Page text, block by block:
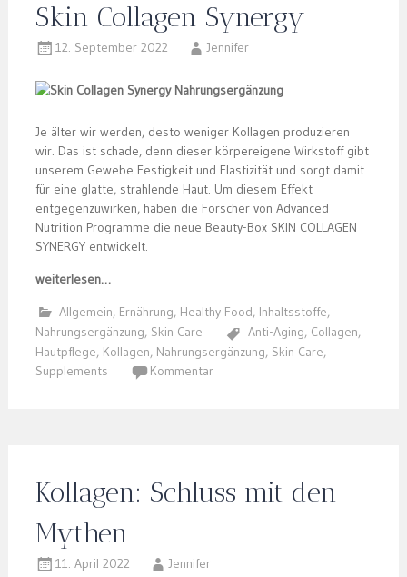
Skin Collagen Synergy
12. September 2022 Jennifer
Je älter wir werden, desto weniger Kollagen produzieren
wir. Das ist schade, denn dieser körpereigene Wirkstoff gibt
unserem Gewebe Festigkeit und Elastizität und sorgt damit
für eine glatte, strahlende Haut. Um diesem Effekt
entgegenzuwirken, haben die Forscher von Advanced
Nutrition Programme die neue Beauty-Box SKIN COLLAGEN
SYNERGY entwickelt.
weiterlesen…
Allgemein, Ernährung, Healthy Food, Inhaltsstoffe,
Nahrungsergänzung, Skin Care Anti-Aging, Collagen,
Hautpflege, Kollagen, Nahrungsergänzung, Skin Care,
Supplements
Kommentar
Kollagen: Schluss mit den
Mythen
11. April 2022 Jennifer